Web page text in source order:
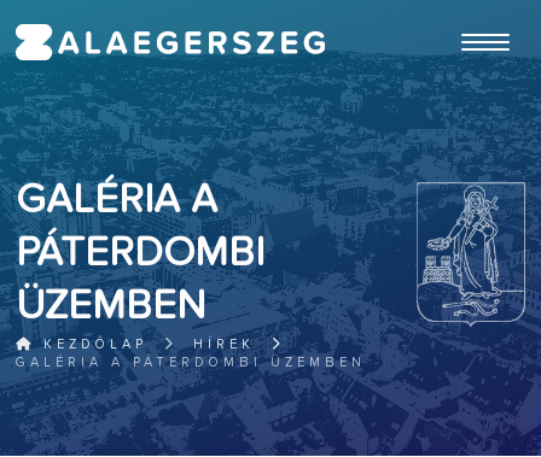
GALÉRIA A
PÁTERDOMBI
ÜZEMBEN
KEZDŐLAP
HÍREK
GALÉRIA A PÁTERDOMBI ÜZEMBEN